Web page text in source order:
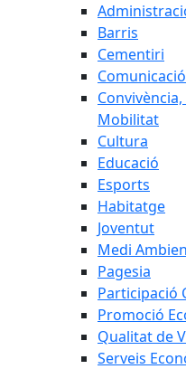
Barris
Cementiri
Comunicació
Mobilitat
Cultura
Educació
Esports
Habitatge
Joventut
Medi
Pagesia
Participació
Promoció
Qualitat de
Serveis